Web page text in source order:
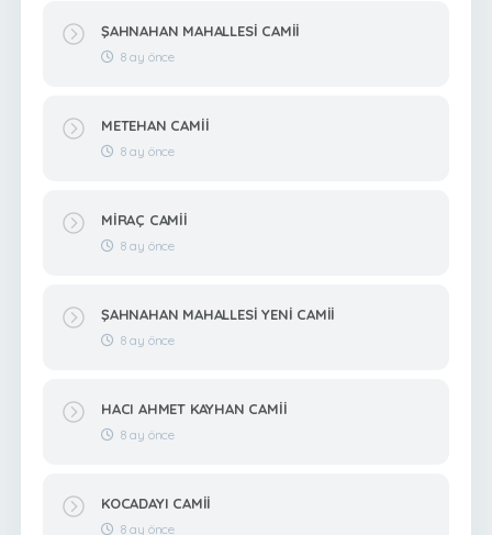
ŞAHNAHAN MAHALLESİ CAMİİ
8 ay önce
METEHAN CAMİİ
8 ay önce
MİRAÇ CAMİİ
8 ay önce
ŞAHNAHAN MAHALLESİ YENİ CAMİİ
8 ay önce
HACI AHMET KAYHAN CAMİİ
8 ay önce
KOCADAYI CAMİİ
8 ay önce